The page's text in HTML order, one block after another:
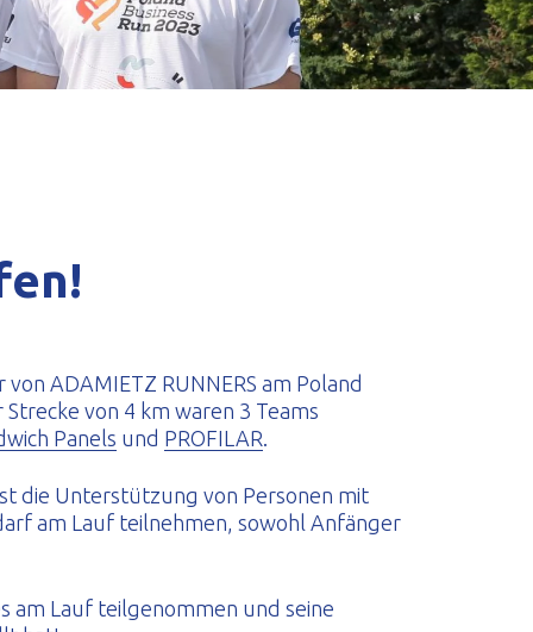
ADAMIETZ RUNNERS am Poland
von 4 km waren 3 Teams
Panels und PROFILAR.
die Unterstützung von Personen mit
am Lauf teilnehmen, sowohl Anfänger
am Lauf teilgenommen und seine